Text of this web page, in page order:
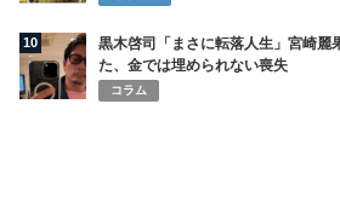
10
黒木啓司「まさに転落人生」宮崎麗
た、金では埋められない喪失
コラム